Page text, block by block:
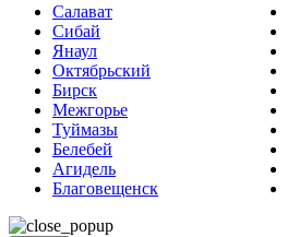
Салават
Сибай
Янаул
Октябрьский
Бирск
Межгорье
Туймазы
Белебей
Агидель
Благовещенск